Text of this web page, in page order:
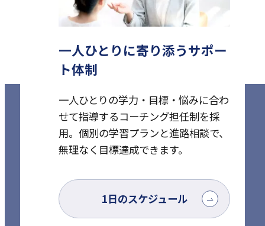
一人ひとりに寄り添うサポー
ト体制
一人ひとりの学力・目標・悩みに合わ
せて指導するコーチング担任制を採
用。 個別の学習プランと進路相談で、
無理なく目標達成できます。
1日のスケジュール